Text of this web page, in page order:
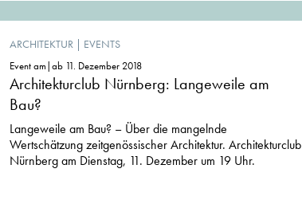
ARCHITEKTUR | EVENTS
Event am|ab 11. Dezember 2018
Architekturclub Nürnberg: Langeweile am
Bau?
Langeweile am Bau? – Über die mangelnde
Wertschätzung zeitgenössischer Architektur. Architekturclub
Nürnberg am Dienstag, 11. Dezember um 19 Uhr.